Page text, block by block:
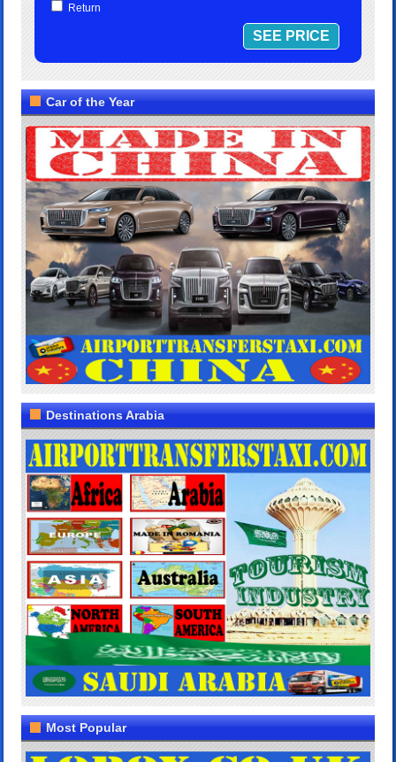
Return
Car of the Year
Destinations Arabia
Most Popular